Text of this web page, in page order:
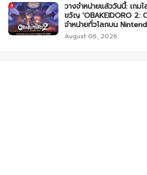
วางจำหน่ายแล้ววันนี้: เก
ขวัญ 'OBAKEIDORO 2:
จำหน่ายทั่วโลกบน
August 06, 2026